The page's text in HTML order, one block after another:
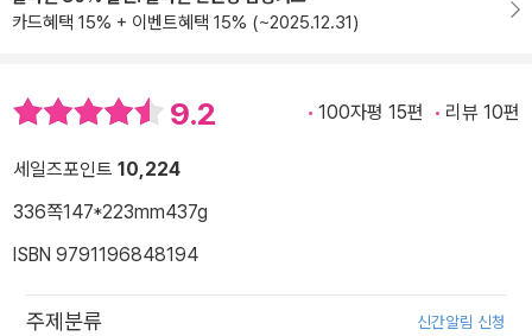
카드혜택 15% + 이벤트혜택 15% (~2025.12.31)
9.2 100자평 15편 리뷰 10편
세일즈포인트 10,224
336쪽147*223mm437g
ISBN 9791196848194
주제분류 신간알림 신청